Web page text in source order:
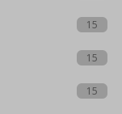
15
15
15